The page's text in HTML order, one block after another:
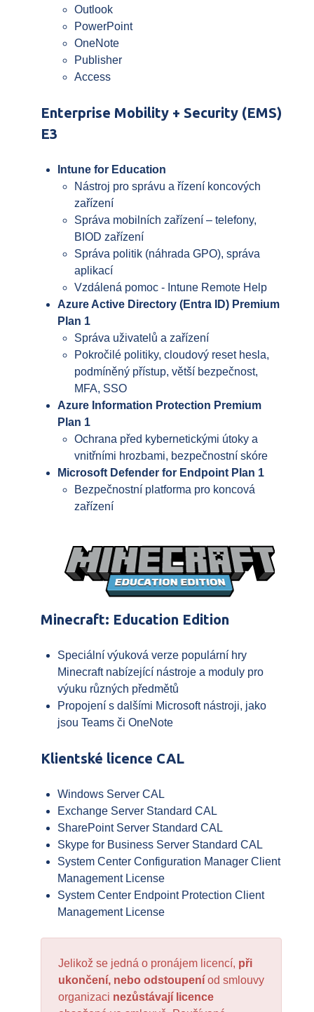
Outlook
PowerPoint
OneNote
Publisher
Access
Enterprise Mobility + Security (EMS)
E3
Intune for Education
Nástroj pro správu a řízení koncových
zařízení
Správa mobilních zařízení – telefony,
BIOD zařízení
Správa politik (náhrada GPO), správa
aplikací
Vzdálená pomoc - Intune Remote Help
Azure Active Directory (Entra ID) Premium
Plan 1
Správa uživatelů a zařízení
Pokročilé politiky, cloudový reset hesla,
podmíněný přístup, větší bezpečnost,
MFA, SSO
Azure Information Protection Premium
Plan 1
Ochrana před kybernetickými útoky a
vnitřními hrozbami, bezpečnostní skóre
Microsoft Defender for Endpoint Plan 1
Bezpečnostní platforma pro koncová
zařízení
Minecraft: Education Edition
Speciální výuková verze populární hry
Minecraft nabízející nástroje a moduly pro
výuku různých předmětů
Propojení s dalšími Microsoft nástroji, jako
jsou Teams či OneNote
Klientské licence CAL
Windows Server CAL
Exchange Server Standard CAL
SharePoint Server Standard CAL
Skype for Business Server Standard CAL
System Center Configuration Manager Client
Management License
System Center Endpoint Protection Client
Management License
Jelikož se jedná o pronájem licencí, při
ukončení, nebo odstoupení od smlouvy
organizaci nezůstávají licence